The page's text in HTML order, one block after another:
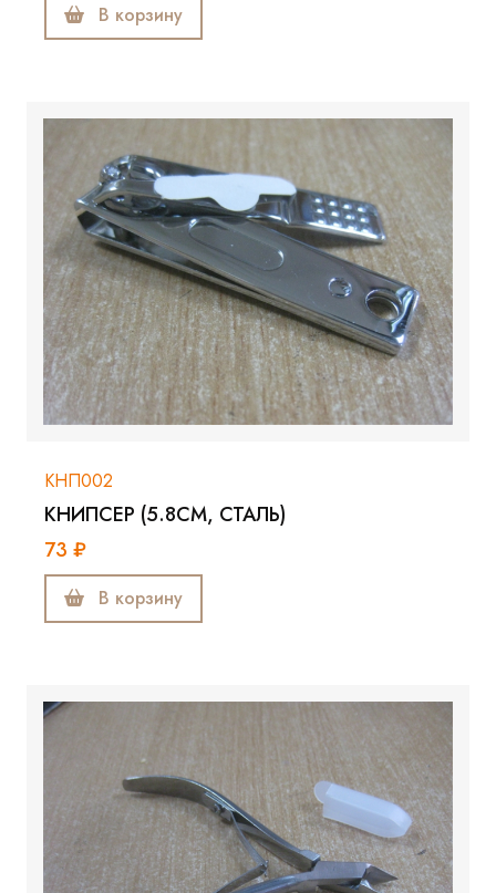
В корзину
КНП002
КНИПСЕР (5.8СМ, СТАЛЬ)
73 ₽
В корзину